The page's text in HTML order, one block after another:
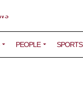
PEOPLE SPORTS